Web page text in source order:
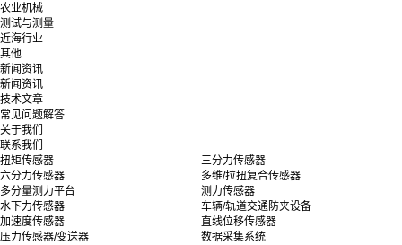
农业机械
测试与测量
近海行业
其他
新闻资讯
新闻资讯
技术文章
常见问题解答
关于我们
联系我们
扭矩传感器
三分力传感器
六分力传感器
多维/拉扭复合传感器
多分量测力平台
测力传感器
水下力传感器
车辆/轨道交通防夹设备
加速度传感器
直线位移传感器
压力传感器/变送器
数据采集系统